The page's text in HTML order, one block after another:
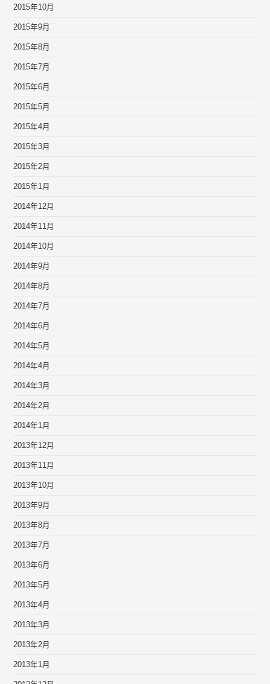
2015年10月
2015年9月
2015年8月
2015年7月
2015年6月
2015年5月
2015年4月
2015年3月
2015年2月
2015年1月
2014年12月
2014年11月
2014年10月
2014年9月
2014年8月
2014年7月
2014年6月
2014年5月
2014年4月
2014年3月
2014年2月
2014年1月
2013年12月
2013年11月
2013年10月
2013年9月
2013年8月
2013年7月
2013年6月
2013年5月
2013年4月
2013年3月
2013年2月
2013年1月